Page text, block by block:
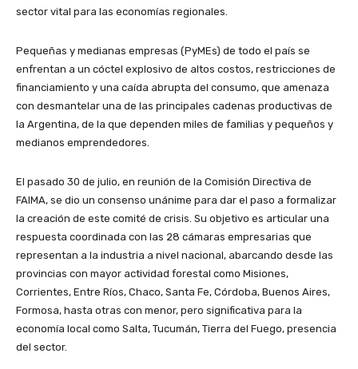
sector vital para las economías regionales.
Pequeñas y medianas empresas (PyMEs) de todo el país se
enfrentan a un cóctel explosivo de altos costos, restricciones de
financiamiento y una caída abrupta del consumo, que amenaza
con desmantelar una de las principales cadenas productivas de
la Argentina, de la que dependen miles de familias y pequeños y
medianos emprendedores.
El pasado 30 de julio, en reunión de la Comisión Directiva de
FAIMA, se dio un consenso unánime para dar el paso a formalizar
la creación de este comité de crisis. Su objetivo es articular una
respuesta coordinada con las 28 cámaras empresarias que
representan a la industria a nivel nacional, abarcando desde las
provincias con mayor actividad forestal como Misiones,
Corrientes, Entre Ríos, Chaco, Santa Fe, Córdoba, Buenos Aires,
Formosa, hasta otras con menor, pero significativa para la
economía local como Salta, Tucumán, Tierra del Fuego, presencia
del sector.